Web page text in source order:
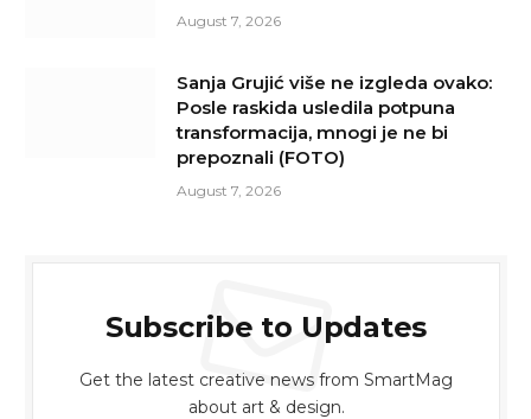
August 7, 2026
Sanja Grujić više ne izgleda ovako:
Posle raskida usledila potpuna
transformacija, mnogi je ne bi
prepoznali (FOTO)
August 7, 2026
Subscribe to Updates
Get the latest creative news from SmartMag
about art & design.